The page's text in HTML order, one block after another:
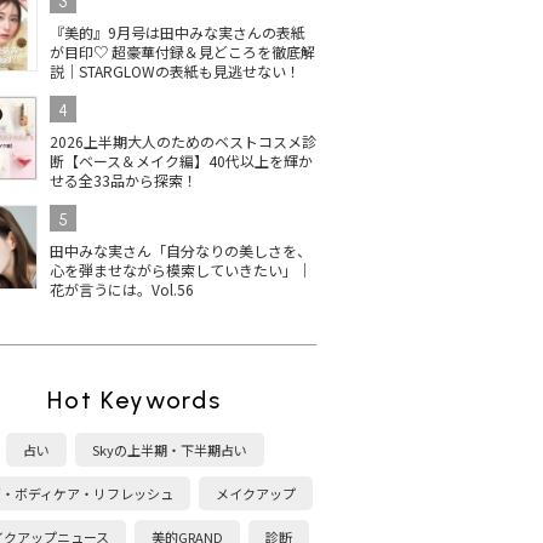
『美的』9月号は田中みな実さんの表紙
が目印♡ 超豪華付録＆見どころを徹底解
説｜STARGLOWの表紙も見逃せない！
4
2026上半期大人のためのベストコスメ診
断【ベース＆メイク編】40代以上を輝か
せる全33品から探索！
5
田中みな実さん「自分なりの美しさを、
心を弾ませながら模索していきたい」｜
花が言うには。Vol.56
Hot Keywords
占い Skyの上半期・下半期占い
ボディケア・リフレッシュ メイクアップ
アップニュース 美的GRAND 診断